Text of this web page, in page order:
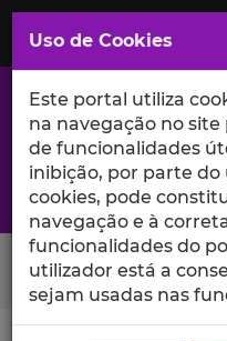
Saltar
para
Conteúdo
Principal
A excelência da
Search Button
Uso de Cookies
Este portal utiliza
na navegação no
de funcionalidades
inibição, por parte do
cookies, pode
navegação e à
funcionalidades do
utilizador está a
sejam usadas nas